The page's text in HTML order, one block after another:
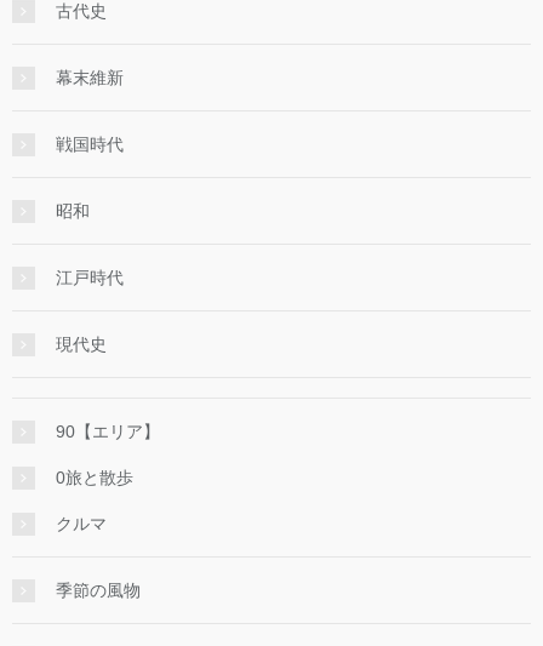
古代史
幕末維新
戦国時代
昭和
江戸時代
現代史
90【エリア】
0旅と散歩
クルマ
季節の風物